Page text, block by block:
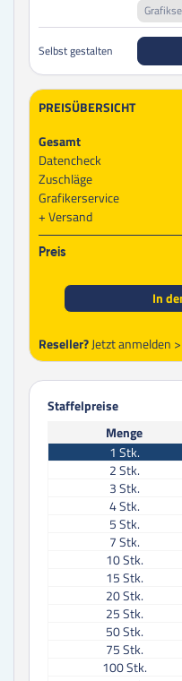
Selbst gestalten
PREISÜBERSICHT
Gesamt
Datencheck
Zuschläge
Grafikerservice
Versand
Preis
In
Reseller?Jetzt anmelden >
Staffelpreise
Menge
1 Stk.
2Stk.
3Stk.
4Stk.
5Stk.
7Stk.
10Stk.
15Stk.
20Stk.
25Stk.
50Stk.
75Stk.
100Stk.